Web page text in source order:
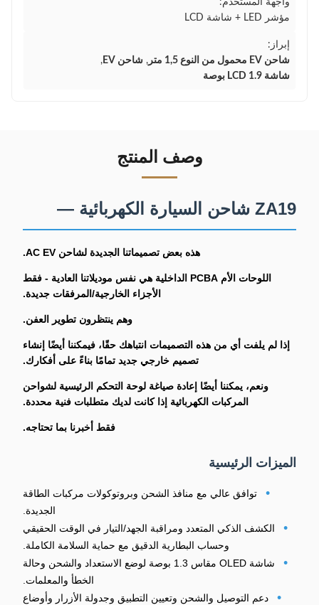
واجهة المستخدم:
مؤشر LED + شاشة LCD
إبراز:
شاحن EV محمول من النوع 1,5 متر
, شاحن EV
,
شاشة LCD 1.9 بوصة
وصف المنتج
ZA19 شاحن السيارة الكهربائية —
هذه بعض تصميماتنا الجديدة لشاحن AC EV.
اللوحات الأم PCBA الداخلية هي نفس موديلاتنا العادية - فقط
الأجزاء الخارجية/المرفقات جديدة.
وهم ينتظرون تطوير العفن.
إذا لم يلفت أي من هذه التصميمات انتباهك حقًا، فيمكننا أيضًا إنشاء
تصميم خارجي جديد تمامًا بناءً على أفكارك.
ونعم، يمكننا أيضًا إعادة صياغة لوحة التحكم الرئيسية لشواحن
المركبات الكهربائية إذا كانت لديك متطلبات فنية محددة.
فقط أخبرنا بما تحتاجه.
الميزات الرئيسية
•
توافق عالي مع منافذ الشحن وبروتوكولات مركبات الطاقة
الجديدة.
•
الكشف الذكي المتعدد ومراقبة الجهد/التيار في الوقت الحقيقي
وحساب البطارية الدقيق مع حماية السلامة الكاملة.
•
شاشة OLED مقاس 1.3 بوصة لوضع الاستعداد والشحن وحالة
الخطأ والمعلمات.
•
دعم التوصيل والشحن وتعيين التطبيق وجدولة الأزرار وأوضاع